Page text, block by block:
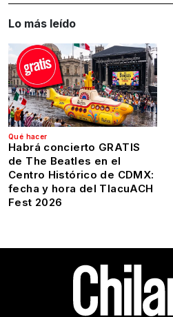
Lo más leído
Qué hacer
Habrá concierto GRATIS
de The Beatles en el
Centro Histórico de CDMX:
fecha y hora del TlacuACH
Fest 2026